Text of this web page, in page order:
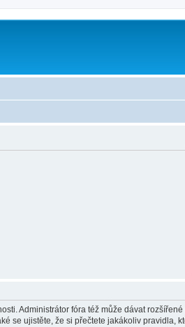
Administrátor fóra též může dávat
se ujistěte, že si přečtete jakákoliv pravidla,